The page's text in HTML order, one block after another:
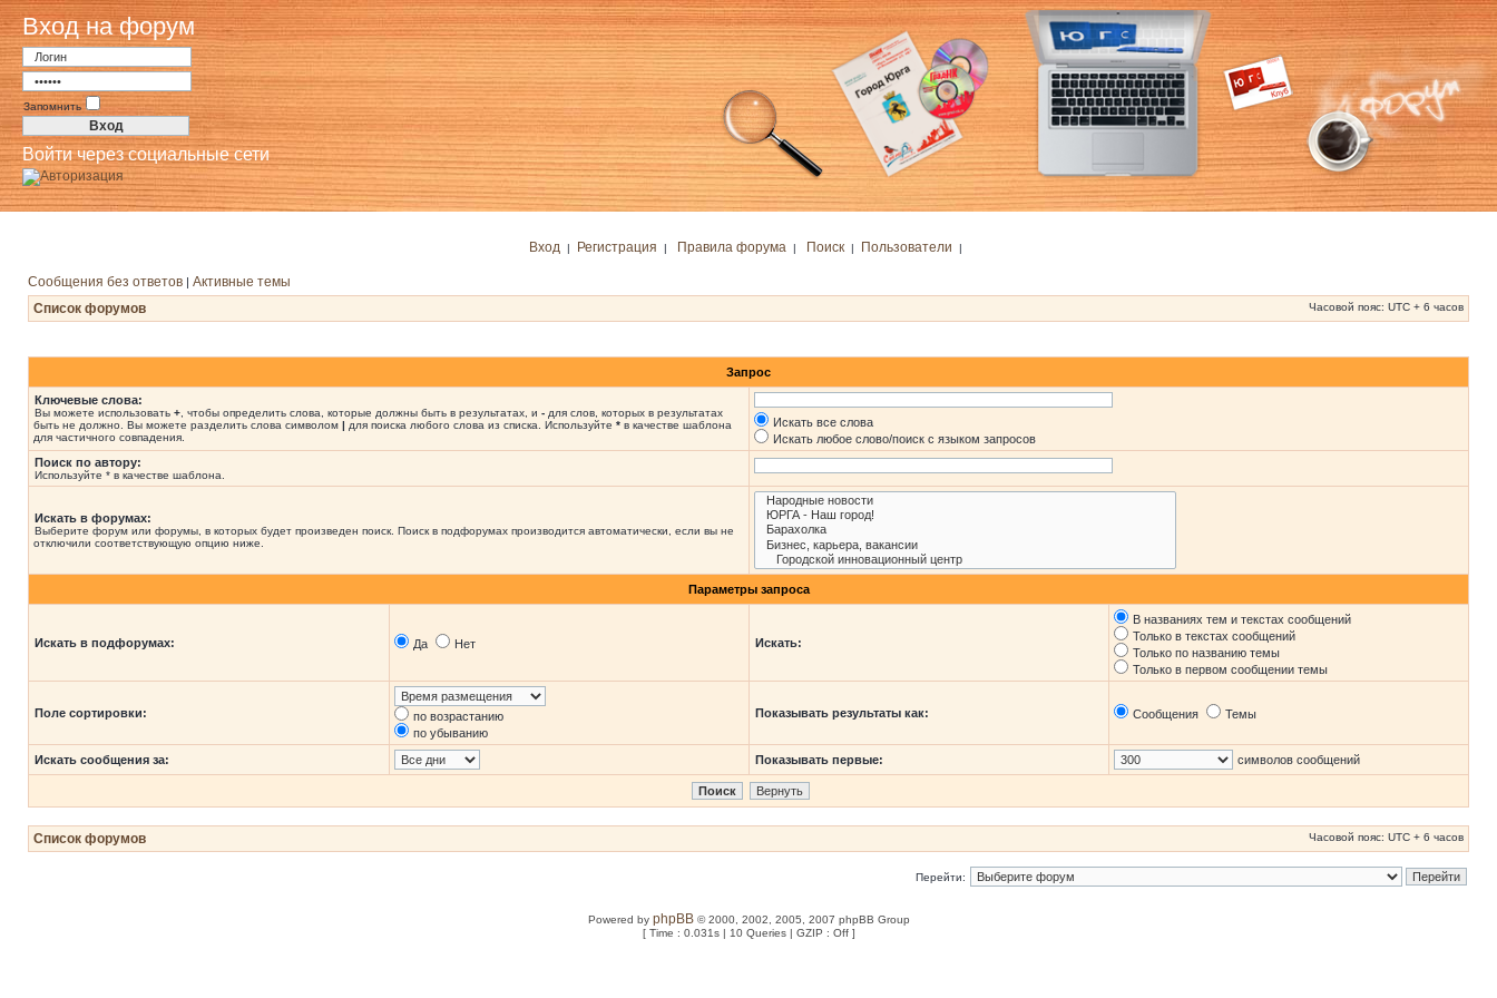
Вход на форум
Запомнить
Войти через социальные сети
Вход | Регистрация | Правила форума | Поиск| Пользователи |
Сообщения без ответов | Активные темы
Список форумов
Часовой пояс: UTC + 6 часов
Запрос
Ключевые слова:
Вы можете использовать + , чтобы определить слова, которые должны быть в результатах, и - для слов, которых в результатах
быть не должно. Вы можете разделить слова символом | для поиска любого слова из списка. Используйте * в качестве шаблона
для частичного совпадения.
Искать все слова
Искать любое слово/поиск с языком запросов
Поиск по автору:
Используйте * в качестве шаблона.
Искать в форумах:
Выберите форум или форумы, в которых будет произведен поиск. Поиск в подфорумах производится автоматически, если вы не
отключили соответствующую опцию ниже.
Параметры запроса
Искать в подфорумах: Да Нет Искать:
В названиях тем и текстах сообщений
Только в текстах сообщений
Только по названию темы
Только в первом сообщении темы
Поле сортировки:
по возрастанию
по убыванию
Показывать результаты как: Сообщения Темы
Искать сообщения за: Показывать первые: символов сообщений
Список форумов Часовой пояс: UTC + 6 часов
Перейти:
Powered by phpBB© 2000, 2002, 2005, 2007 phpBB Group
[ Time : 0.031s | 10 Queries | GZIP : Off ]